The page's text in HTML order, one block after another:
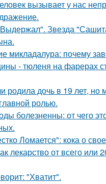
вызывает у нас
Звезда
микладалура: почему
- тюленя на фарерах
родила дочь в 19 лет, но
ролью.
болезненны: от чего
Ломается": кока о
лекарство от всего или
"Хватит".